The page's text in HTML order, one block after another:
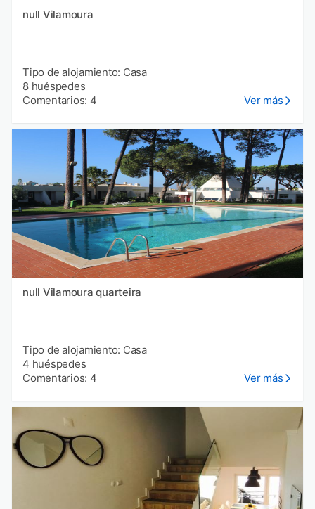
null Vilamoura
Tipo de alojamiento: Casa
8 huéspedes
Comentarios: 4
Ver más
null Vilamoura quarteira
Tipo de alojamiento: Casa
4 huéspedes
Comentarios: 4
Ver más